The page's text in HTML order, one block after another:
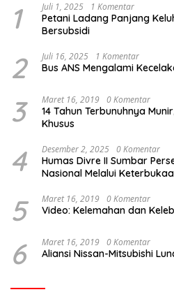
1 Juli 1, 2025 1 Komentar
Petani Ladang Panjang
Bersubsidi
2 Juli 16, 2025 1 Komentar
Bus ANS Mengalami
3 Maret 16, 2019 0 Komentar
14 Tahun Terbunuhnya
Khusus
4 Desember 2, 2025 0 Komentar
Humas Divre II Sumbar
Nasional Melalui
5 Maret 16, 2019 0 Komentar
Video: Kelemahan dan
6 Maret 16, 2019 0 Komentar
Aliansi Nissan-Mitsubishi